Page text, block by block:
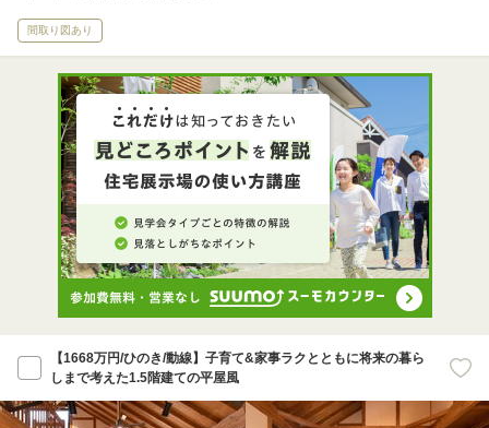
間取り図あり
【1668万円/ひのき/動線】子育て&家事ラクとともに将来の暮ら
しまで考えた1.5階建ての平屋風